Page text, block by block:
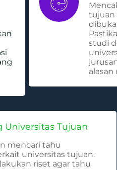
tujuan
studi
Universitas Tujuan
mencari tahu
universitas tujuan.
riset agar tahu